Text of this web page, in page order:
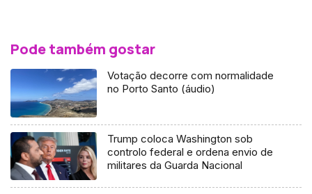
Pode também gostar
Votação decorre com normalidade
no Porto Santo (áudio)
Trump coloca Washington sob
controlo federal e ordena envio de
militares da Guarda Nacional